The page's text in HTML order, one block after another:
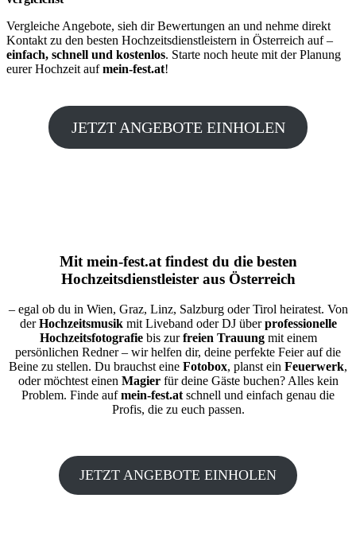
Vergleiche Angebote, sieh dir Bewertungen an und nehme direkt
Kontakt zu den besten Hochzeitsdienstleistern in Österreich auf –
einfach, schnell und kostenlos. Starte noch heute mit der Planung
eurer Hochzeit aufmein-fest.at!
JETZT ANGEBOTE EINHOLEN
Mit mein-fest.atfindest du die besten
Hochzeitsdienstleister aus Österreich
– egal ob du in Wien, Graz, Linz, Salzburg oder Tirol heiratest. Von
derHochzeitsmusikmit Liveband oder DJ überprofessionelle
Hochzeitsfotografiebis zurfreien Trauungmit einem
persönlichen Redner – wir helfen dir, deine perfekte Feier auf die
Beine zu stellen. Du brauchst eine Fotobox, planst ein Feuerwerk,
oder möchtest einen Magierfür deine Gäste buchen? Alles kein
Problem. Finde aufmein-fest.atschnell und einfach genau die
Profis, die zu euch passen.
JETZT ANGEBOTE EINHOLEN